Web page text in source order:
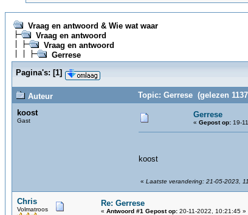
Vraag en antwoord & Wie wat waar
Vraag en antwoord
Vraag en antwoord
Gerrese
Pagina's: [1]
Auteur
Topic: Gerrese (gelezen
koost
Gast
Gerrese
« Gepost op: 19-
koost
« Laatste verandering: 21-05-2023,
Chris
Volmatroos
Re: Gerrese
« Antwoord #1 Gepost op: 20-11-2022, 10:21:45 »